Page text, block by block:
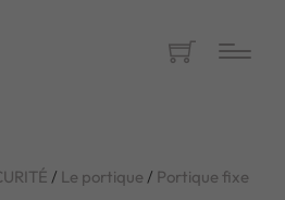
/ Le portique / Portique fixe